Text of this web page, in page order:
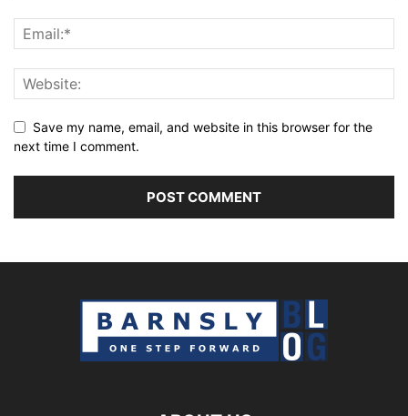
Save my name, email, and website in this browser for the
next time I comment.